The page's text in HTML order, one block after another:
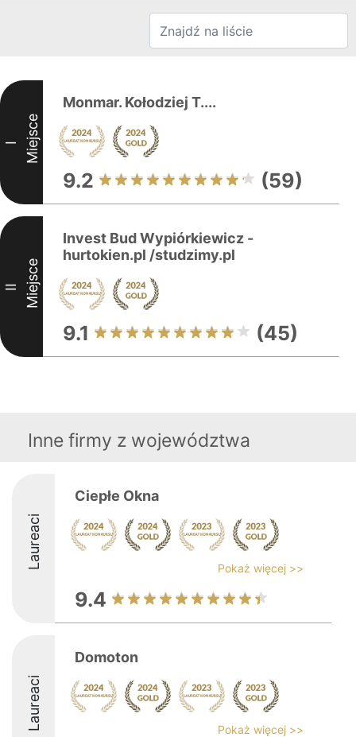
I Miejsce
Monmar. Kołodziej T....
9.2 (59)
II Miejsce
Invest Bud Wypiórkiewicz -
hurtokien.pl /studzimy.pl
9.1 (45)
Inne firmy z województwa
Laureaci
Ciepłe Okna
Pokaż więcej >>
9.4
Laureaci
Domoton
Pokaż więcej >>